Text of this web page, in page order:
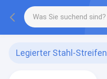
Legierter Stahl-Streifen